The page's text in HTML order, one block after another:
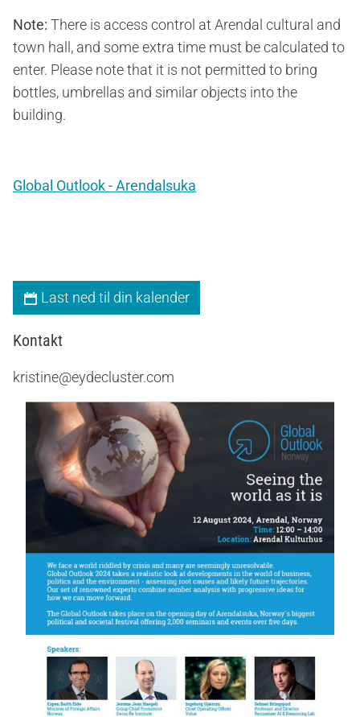
Note: There is access control at Arendal cultural and
town hall, and some extra time must be calculated to
enter. Please note that it is not permitted to bring
bottles, umbrellas and similar objects into the
building.
Global Outlook - Arendalsuka
Last ned til din kalender
Kontakt
kristine@eydecluster.com